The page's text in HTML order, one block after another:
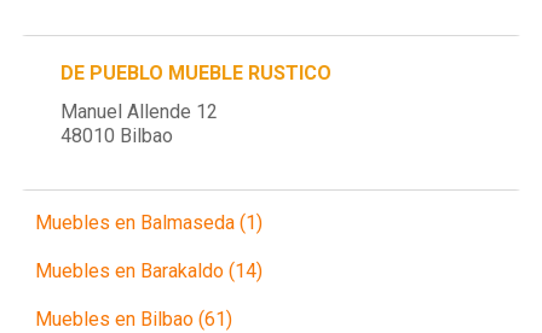
DE PUEBLO MUEBLE RUSTICO
Manuel Allende 12
48010 Bilbao
Muebles en Balmaseda (1)
Muebles en Barakaldo (14)
Muebles en Bilbao (61)